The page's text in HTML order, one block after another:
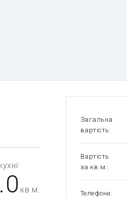
Загальна
вартість
Вартість
за кв.м.
Телефони
кв.м.